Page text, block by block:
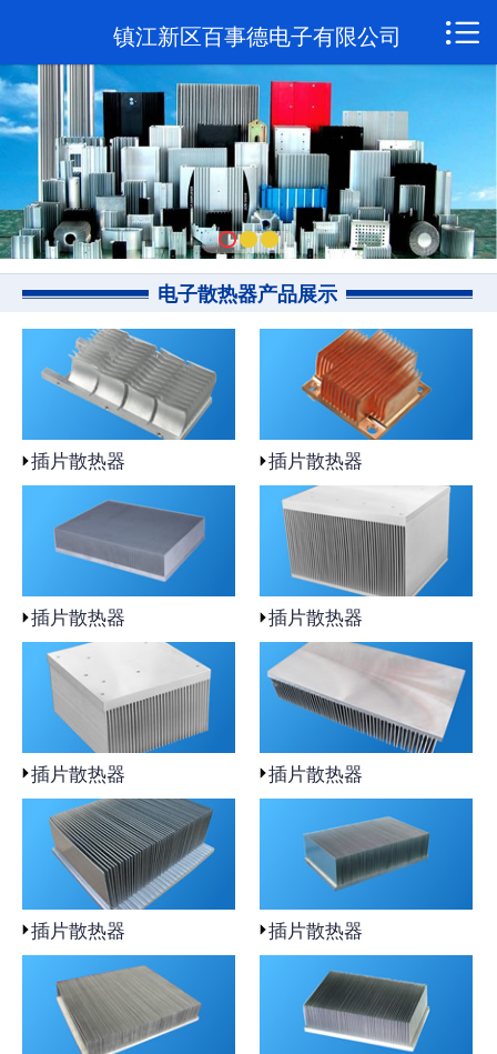
 网站首页
关于我们
新闻资讯
产品展示
联系我们
镇江新区百事德电子有限公司 
电子散热器产品展示
插片散热器 插片散热器
插片散热器 插片散热器
插片散热器 插片散热器
插片散热器 插片散热器